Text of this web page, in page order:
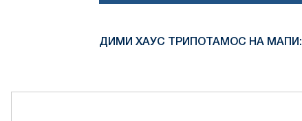
ДИМИ ХАУС ТРИПОТАМОС НА МАПИ: